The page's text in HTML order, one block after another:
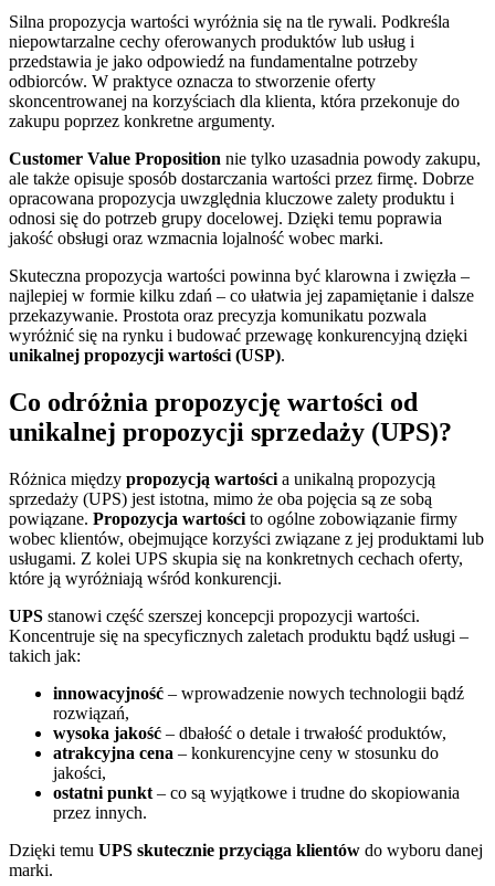
Silna propozycja wartości wyróżnia się na tle rywali. Podkreśla
niepowtarzalne cechy oferowanych produktów lub usług i
przedstawia je jako odpowiedź na fundamentalne potrzeby
odbiorców. W praktyce oznacza to stworzenie oferty
skoncentrowanej na korzyściach dla klienta, która przekonuje do
zakupu poprzez konkretne argumenty.
Customer Value Proposition nie tylko uzasadnia powody zakupu,
ale także opisuje sposób dostarczania wartości przez firmę. Dobrze
opracowana propozycja uwzględnia kluczowe zalety produktu i
odnosi się do potrzeb grupy docelowej. Dzięki temu poprawia
jakość obsługi oraz wzmacnia lojalność wobec marki.
Skuteczna propozycja wartości powinna być klarowna i zwięzła –
najlepiej w formie kilku zdań – co ułatwia jej zapamiętanie i dalsze
przekazywanie. Prostota oraz precyzja komunikatu pozwala
wyróżnić się na rynku i budować przewagę konkurencyjną dzięki
unikalnej propozycji wartości (USP).
Co odróżnia propozycję wartości od
unikalnej propozycji sprzedaży (UPS)?
Różnica między propozycją wartości a unikalną propozycją
sprzedaży (UPS) jest istotna, mimo że oba pojęcia są ze sobą
powiązane. Propozycja wartości to ogólne zobowiązanie firmy
wobec klientów, obejmujące korzyści związane z jej produktami lub
usługami. Z kolei UPS skupia się na konkretnych cechach oferty,
które ją wyróżniają wśród konkurencji.
UPS stanowi część szerszej koncepcji propozycji wartości.
Koncentruje się na specyficznych zaletach produktu bądź usługi –
takich jak:
innowacyjność – wprowadzenie nowych technologii bądź
rozwiązań,
wysoka jakość – dbałość o detale i trwałość produktów,
atrakcyjna cena – konkurencyjne ceny w stosunku do
jakości,
ostatni punkt – co są wyjątkowe i trudne do skopiowania
przez innych.
Dzięki temu UPS skutecznie przyciąga klientów do wyboru danej
marki.